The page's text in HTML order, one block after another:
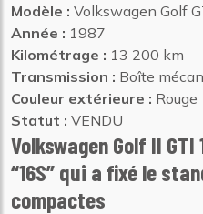
Modèle : Volkswagen Golf
Année : 1987
Kilométrage : 13 200 km
Transmission : Boîte
Couleur extérieure : Rouge
Statut : VENDU
Volkswagen Golf II GTI
“16S” qui a fixé le
compactes